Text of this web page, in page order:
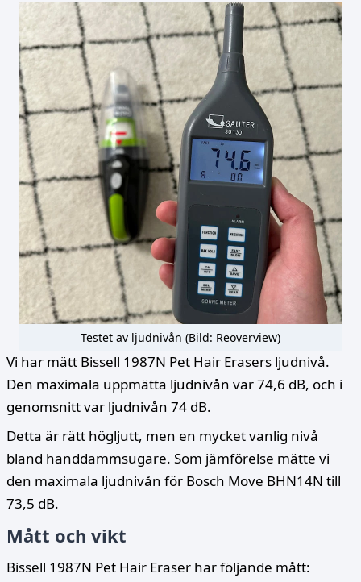
Testet av ljudnivån (Bild: Reoverview)
Vi har mätt Bissell 1987N Pet Hair Erasers ljudnivå.
Den maximala uppmätta ljudnivån var 74,6 dB, och i
genomsnitt var ljudnivån 74 dB.
Detta är rätt högljutt, men en mycket vanlig nivå
bland handdammsugare. Som jämförelse mätte vi
den maximala ljudnivån för Bosch Move BHN14N till
73,5 dB.
Mått och vikt
Bissell 1987N Pet Hair Eraser har följande mått: